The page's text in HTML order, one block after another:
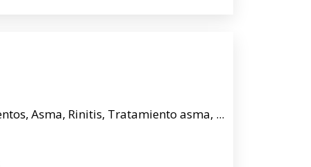
Asma, Rinitis, Tratamiento asma, ...